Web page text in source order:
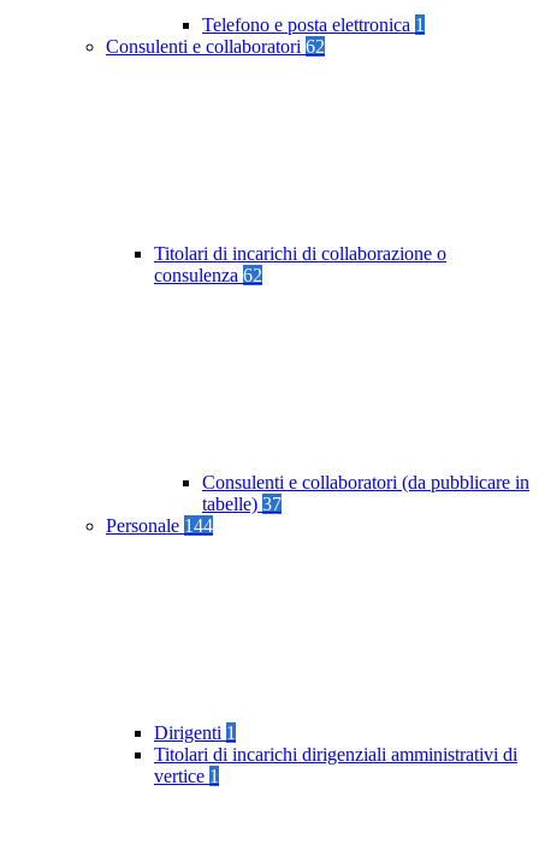
Telefono e posta elettronica 1
Consulenti e collaboratori 62
Titolari di incarichi di collaborazione o
consulenza 62
Consulenti e collaboratori (da pubblicare in
tabelle) 37
Personale 144
Dirigenti 1
Titolari di incarichi dirigenziali amministrativi di
vertice 1